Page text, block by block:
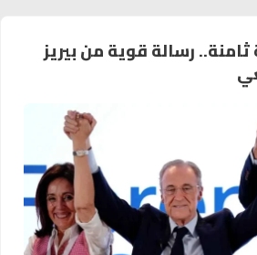
ثامنة.. رسالة قوية من بيريز